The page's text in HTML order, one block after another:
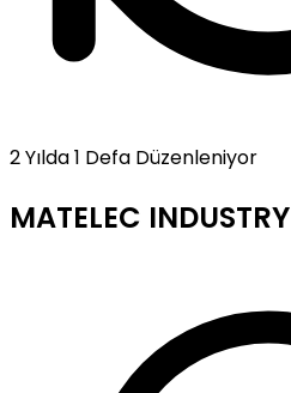
2 Yılda 1 Defa Düzenleniyor
MATELEC INDUSTRY